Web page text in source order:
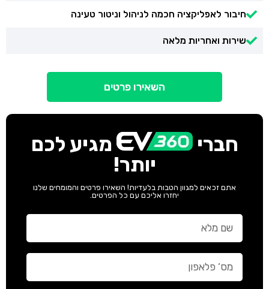
חיבור לאפליקציה חכמה לניהול וניטור טעינה
שירות ואחריות מלאה
השאירו פרטים
חברי
מגיע לכם
יותר!
אתם זכאים למגוון הטבות בלעדיות! השאירו פרטים והמומחים שלנו
יחזרו אליכם עם כל הפרטים.